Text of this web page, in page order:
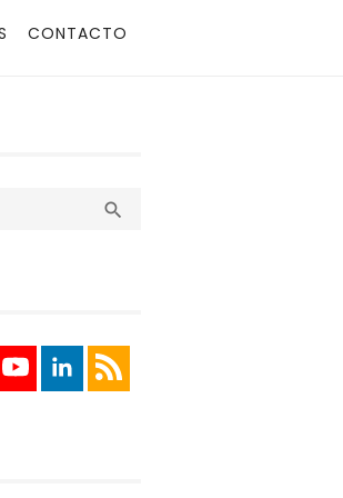
CONTACTO
